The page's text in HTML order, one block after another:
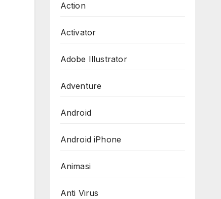
Action
Activator
Adobe Illustrator
Adventure
Android
Android iPhone
Animasi
Anti Virus